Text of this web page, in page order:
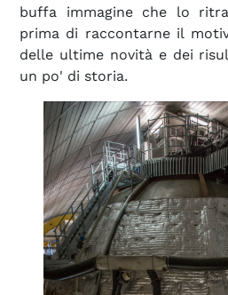
buffa immagine che lo
prima di raccontarne il
delle ultime novità e dei
un po' di storia.